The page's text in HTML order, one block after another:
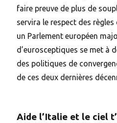
faire preuve de plus de
servira le respect des
un Parlement européen
d’eurosceptiques se met à
des politiques de
de ces deux dernières
Aide l’Italie et le ciel